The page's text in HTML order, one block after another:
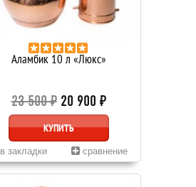
Аламбик 10 л «Люкс»
23 500 ₽ 20 900 ₽
КУПИТЬ
в закладки сравнение